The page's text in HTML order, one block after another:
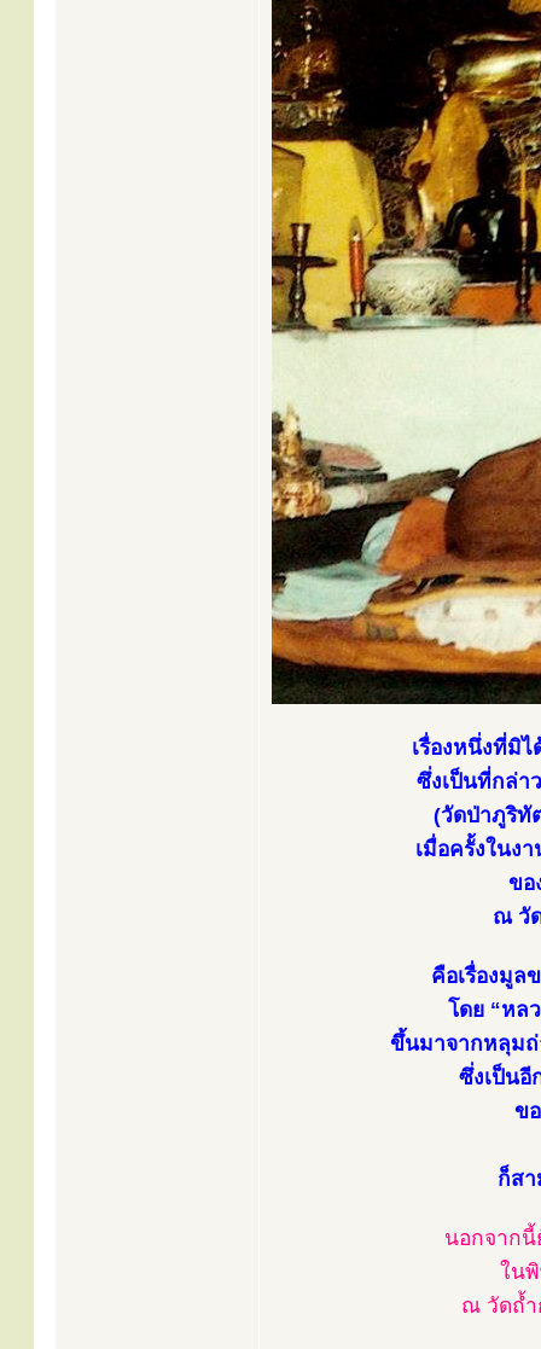
เรื่องหนึ่งที่มิ
ซึ่งเป็นที่กล่า
(วัดป่าภูริทั
เมื่อครั้งในง
ขอ
ณ วั
คือเรื่องมูล
โดย “หล
ขึ้นมาจากหลุมถ่
ซึ่งเป็นอี
ข
ก็ส
นอกจากนี้
ใน
ณ วัดถ้ำ